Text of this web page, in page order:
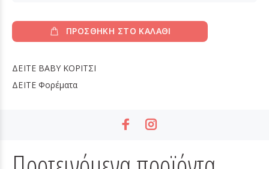
ΠΡΟΣΘΗΚΗ ΣΤΟ ΚΑΛΑΘΙ
ΔΕΙΤΕ BABY ΚΟΡΙΤΣΙ
ΔΕΙΤΕ Φορέματα